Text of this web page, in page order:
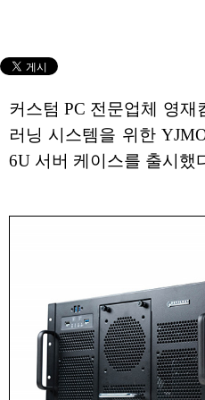
커스텀 PC 전문업체 영재
러닝 시스템을 위한
6U 서버 케이스를 출시했